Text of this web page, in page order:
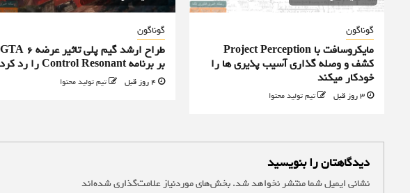
گوناگون
مایکروسافت با Project Perception
کشف و وصله گذاری آسیب پذیری ها را
خودکار میکند
تیم تولید محتوا
گوناگون
طراح ارشد گیم پلی تاثیر عرضه GTA 6
بر برنامه Control Resonant را رد کرد
4 روز قبل تیم تولید محتوا
دیدگاهتان را بنویسید
نشانی ایمیل شما منتشر نخواهد شد.بخش‌های موردنیاز علامت‌گذاری شده‌اند